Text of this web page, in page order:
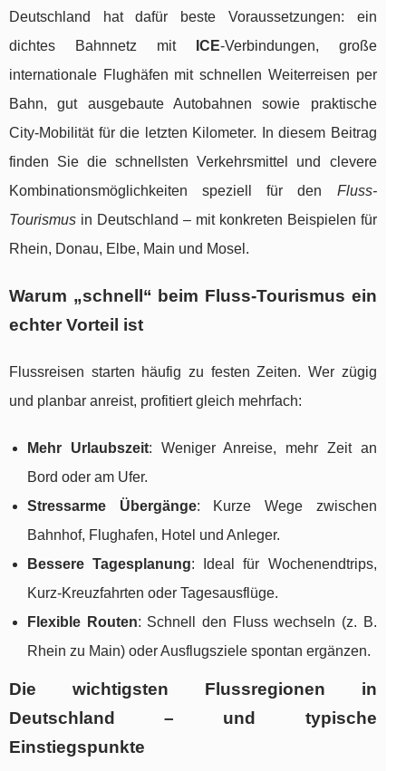
Deutschland hat dafür beste Voraussetzungen: ein
dichtes Bahnnetz mit
ICE-Verbindungen, große
internationale Flughäfen mit schnellen Weiterreisen per
Bahn, gut ausgebaute Autobahnen sowie praktische
City-Mobilität für die letzten Kilometer. In diesem Beitrag
finden Sie die schnellsten Verkehrsmittel und clevere
Kombinationsmöglichkeiten speziell für den Fluss-
Tourismus in Deutschland – mit konkreten Beispielen für
Rhein, Donau, Elbe, Main und Mosel.
Warum „schnell“ beim Fluss-Tourismus ein
echter Vorteil ist
Flussreisen starten häufig zu festen Zeiten. Wer zügig
und planbar anreist, profitiert gleich mehrfach:
Mehr Urlaubszeit: Weniger Anreise, mehr Zeit an
Bord oder am Ufer.
Stressarme Übergänge: Kurze Wege zwischen
Bahnhof, Flughafen, Hotel und Anleger.
Bessere Tagesplanung: Ideal für Wochenendtrips,
Kurz-Kreuzfahrten oder Tagesausflüge.
Flexible Routen: Schnell den Fluss wechseln (z. B.
Rhein zu Main) oder Ausflugsziele spontan ergänzen.
Die wichtigsten Flussregionen in
Deutschland – und typische
Einstiegspunkte